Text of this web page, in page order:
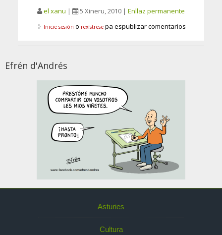
el xanu | 5 Xineru, 2010 | Enllaz permanente
Inicie sesión o rexístrese pa espublizar comentarios
Efrén d'Andrés
Asturies
Cultura